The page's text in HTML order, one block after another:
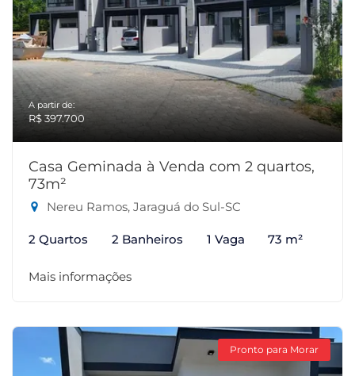
A partir de:
R$ 397.700
Casa Geminada à Venda com 2 quartos,
73m²
Nereu Ramos, Jaraguá do Sul-SC
2 Quartos 2 Banheiros 1 Vaga 73 m²
Mais informações
Pronto para Morar